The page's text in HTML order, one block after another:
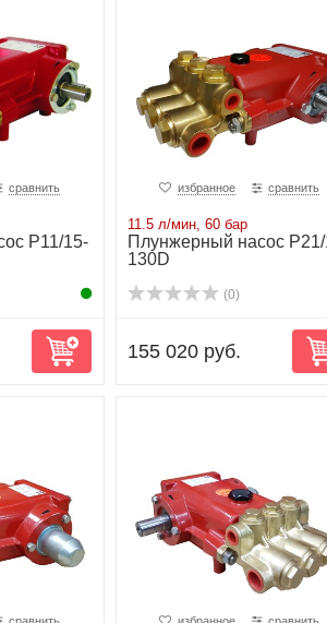
сравнить
P11/15-
избранное сравнить
11.5 л/мин, 60 бар
Плунжерный насос
130D
(0)
155 020 руб.